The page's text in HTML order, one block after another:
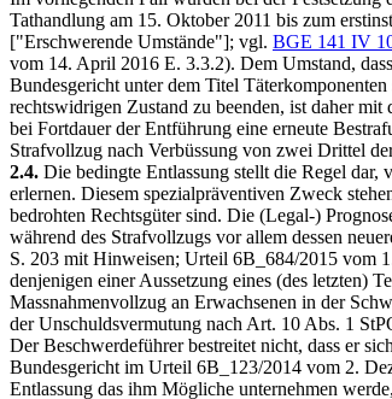
Tathandlung am 15. Oktober 2011 bis zum
["Erschwerende Umstände"]; vgl. BGE 141 IV
vom 14. April 2016 E. 3.3.2). Dem Umstand,
Bundesgericht unter dem Titel
rechtswidrigen Zustand zu beenden, ist daher mit
bei Fortdauer der Entführung eine erneute
Strafvollzug nach Verbüssung von zwei Drittel
2.4. Die bedingte Entlassung stellt die Regel dar,
erlernen. Diesem spezialpräventiven Zweck
bedrohten Rechtsgüter sind. Die (Legal-)
während des Strafvollzugs vor allem dessen
S. 203 mit Hinweisen; Urteil 6B_684/2015 vom
denjenigen einer Aussetzung eines (des letzten)
Massnahmenvollzug an Erwachsenen in der
der Unschuldsvermutung nach Art. 10 Abs. 1
Der Beschwerdeführer bestreitet nicht, dass er
Bundesgericht im Urteil 6B_123/2014 vom 2.
Entlassung das ihm Mögliche unternehmen